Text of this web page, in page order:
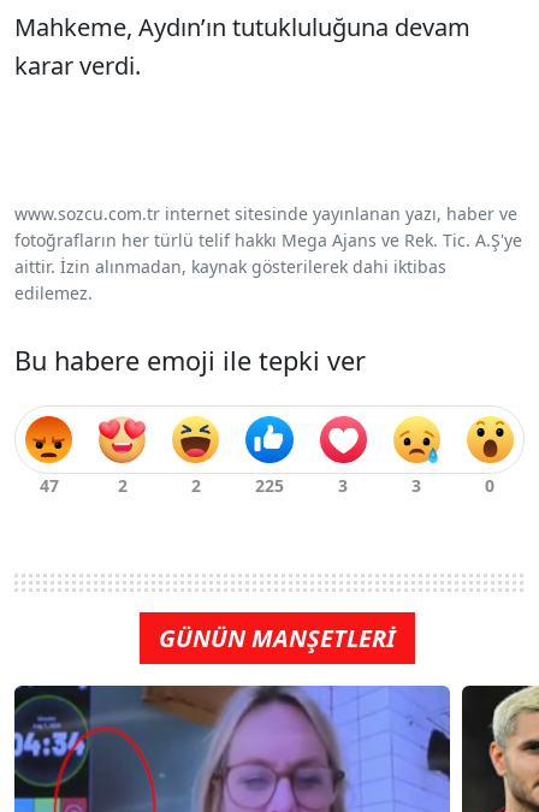
Mahkeme, Aydın’ın tutukluluğuna devam
karar verdi.
www.sozcu.com.tr internet sitesinde yayınlanan yazı, haber ve
fotoğrafların her türlü telif hakkı Mega Ajans ve Rek. Tic. A.Ş'ye
aittir. İzin alınmadan, kaynak gösterilerek dahi iktibas
edilemez.
Bu habere emoji ile tepki ver
GÜNÜN MANŞETLERİ